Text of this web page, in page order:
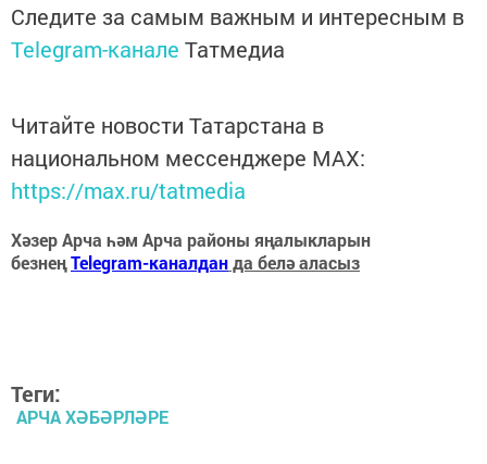
Следите за самым важным и интересным в
Telegram-канале Татмедиа
Читайте новости Татарстана в
национальном мессенджере MАХ:
https://max.ru/tatmedia
Хәзер Арча һәм Арча районы яңалыкларын
безнеңTelegram-каналданда белә аласыз
Теги:
АРЧА ХӘБӘРЛӘРЕ